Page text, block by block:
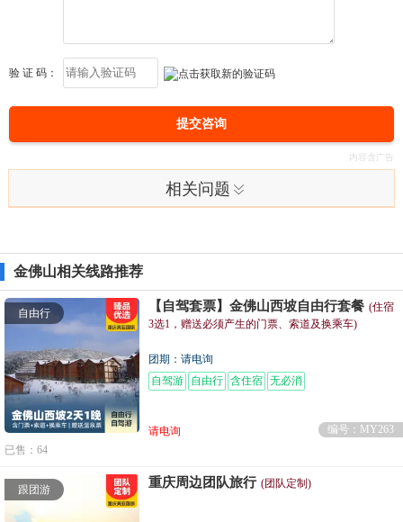
验 证 码：
提交咨询
相关问题
金佛山相关线路推荐
自由行 【自驾套票】金佛山西坡自由行套餐 (住宿
3选1，赠送必须产生的门票、索道及换乘车)
团期：请电询
自驾游
自由行 含住宿 无必消
请电询
编号：MY263
已售：64
跟团游 重庆周边团队旅行 (团队定制)